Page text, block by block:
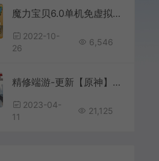
魔力宝贝6.0单机免虚拟机一键端内置GM回合制网游单机版
2022-10-
26
6,546
精修端游-更新【原神】3.2单机版完善任务剧情GM工具保姆级视频安装和GM教程
2023-04-
11
21,125